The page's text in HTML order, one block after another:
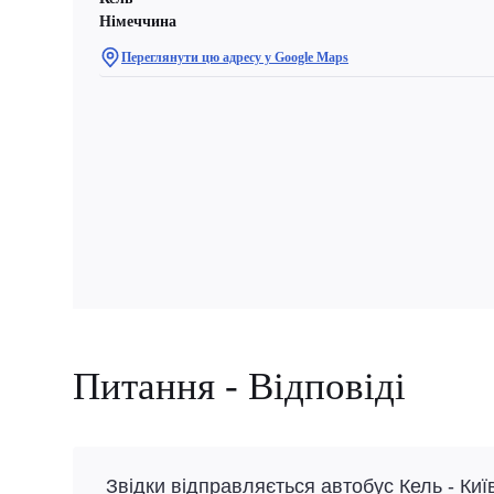
Німеччина
Переглянути цю адресу у Google Maps
Питання - Відповіді
Звідки відправляється автобус Кель -